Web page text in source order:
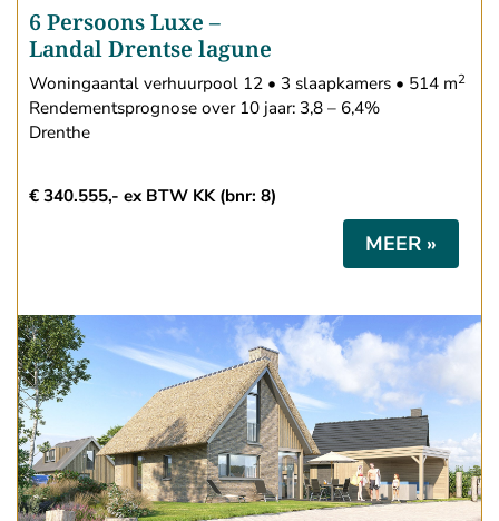
6 Persoons Luxe –
Landal Drentse lagune
Woningaantal verhuurpool 12 • 3 slaapkamers • 514 m2
Rendementsprognose over 10 jaar: 3,8 – 6,4%
Drenthe
€ 340.555,- ex BTW KK (bnr: 8)
MEER »